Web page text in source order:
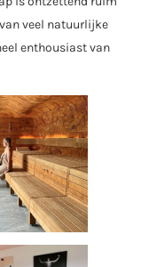
veel natuurlijke
enthousiast van